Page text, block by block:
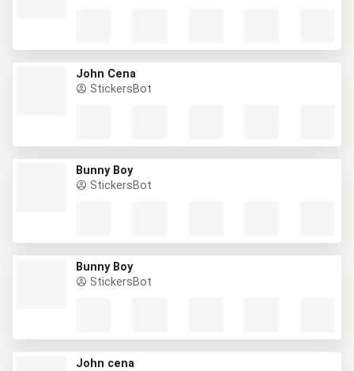
John Cena
StickersBot
Bunny Boy
StickersBot
Bunny Boy
StickersBot
John cena